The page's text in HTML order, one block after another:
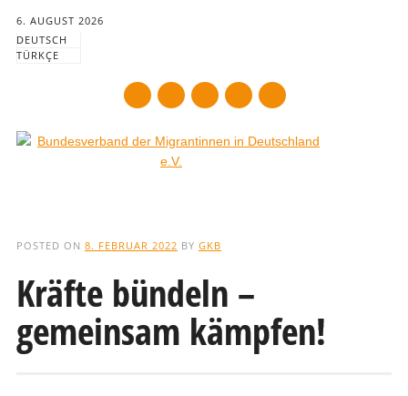
6. AUGUST 2026
DEUTSCH
TÜRKÇE
mail
POSTED ON 8. FEBRUAR 2022 BY GKB
Kräfte bündeln –
gemeinsam kämpfen!